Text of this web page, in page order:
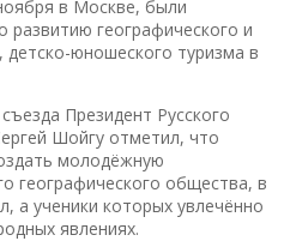
в Москве, были
географического и
детско-юношеского туризма в
Президент Русского
Шойгу отметил, что
молодёж­ную
географического общества, в
а ученики которых увлечённо
явлениях.